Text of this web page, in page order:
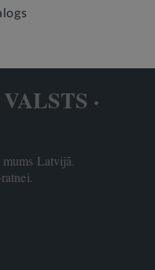
·
Latvijā.